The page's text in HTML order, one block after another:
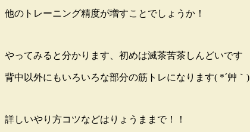
他のトレーニング精度が増すことでしょうか！
やってみると分かります、初めは滅茶苦茶しんどいです
背中以外にもいろいろな部分の筋トレになります( *´艸｀)
詳しいやり方コツなどはりょうままで！！